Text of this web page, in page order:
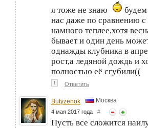
я тоже не знаю
нас даже по сравнению
намного теплее,хотя
бывает и один день
однажды клубника в
рост,а ледяной дождь и
полностью её сгубили((
↑ Ответить
Butyzenok Москва
4 мая 2017 года #
Пусть все сложится